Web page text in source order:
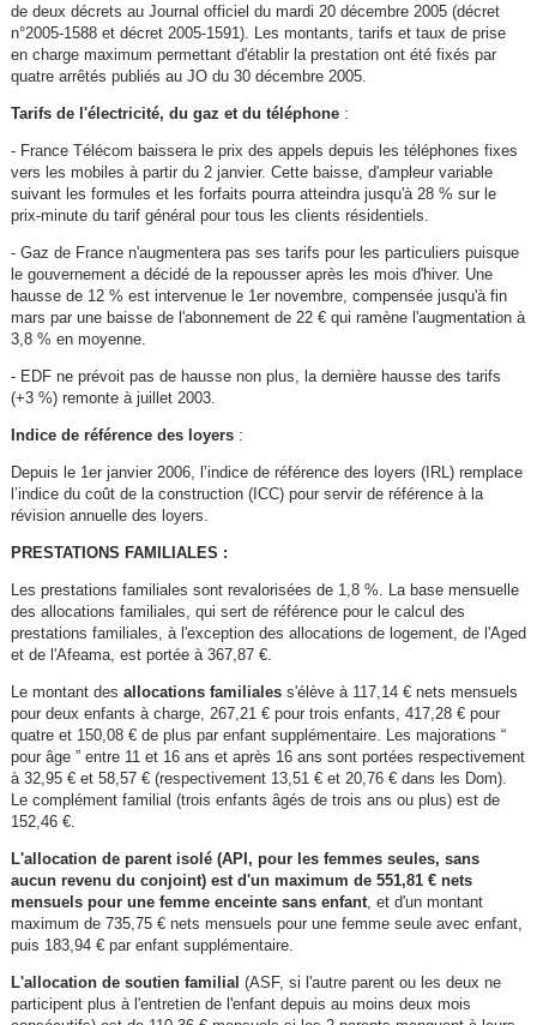
de deux décrets au Journal officiel du mardi 20 décembre 2005 (décret
n°2005-1588 et décret 2005-1591). Les montants, tarifs et taux de prise
en charge maximum permettant d'établir la prestation ont été fixés par
quatre arrêtés publiés au JO du 30 décembre 2005.
Tarifs de l'électricité, du gaz et du téléphone:
- France Télécom baissera le prix des appels depuis les téléphones fixes
vers les mobiles à partir du 2 janvier. Cette baisse, d'ampleur variable
suivant les formules et les forfaits pourra atteindra jusqu'à 28 % sur le
prix-minute du tarif général pour tous les clients résidentiels.
- Gaz de France n'augmentera pas ses tarifs pour les particuliers puisque
le gouvernement a décidé de la repousser après les mois d'hiver. Une
hausse de 12 % est intervenue le 1er novembre, compensée jusqu'à fin
mars par une baisse de l'abonnement de 22 € qui ramène l'augmentation à
3,8 % en moyenne.
- EDF ne prévoit pas de hausse non plus, la dernière hausse des tarifs
(+3 %) remonte à juillet 2003.
Indice de référence des loyers:
Depuis le 1er janvier 2006, l’indice de référence des loyers (IRL) remplace
l’indice du coût de la construction (ICC) pour servir de référence à la
révision annuelle des loyers.
PRESTATIONS FAMILIALES :
Les prestations familiales sont revalorisées de 1,8 %. La base mensuelle
des allocations familiales, qui sert de référence pour le calcul des
prestations familiales, à l'exception des allocations de logement, de l'Aged
et de l'Afeama, est portée à 367,87 €.
Le montant des allocations familialess'élève à 117,14 € nets mensuels
pour deux enfants à charge, 267,21 € pour trois enfants, 417,28 € pour
quatre et 150,08 € de plus par enfant supplémentaire. Les majorations “
pour âge ” entre 11 et 16 ans et après 16 ans sont portées respectivement
à 32,95 € et 58,57 € (respectivement 13,51 € et 20,76 € dans les Dom).
Le complément familial (trois enfants âgés de trois ans ou plus) est de
152,46 €.
L'allocation de parent isolé (API, pour les femmes seules, sans
aucun revenu du conjoint) est d'un maximum de 551,81 € nets
mensuels pour une femme enceinte sans enfant, et d'un montant
maximum de 735,75 € nets mensuels pour une femme seule avec enfant,
puis 183,94 € par enfant supplémentaire.
L'allocation de soutien familial (ASF, si l'autre parent ou les deux ne
participent plus à l'entretien de l'enfant depuis au moins deux mois